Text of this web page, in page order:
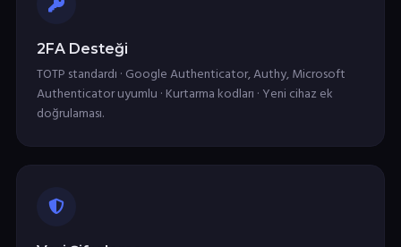
2FA Desteği
TOTP standardı · Google Authenticator, Authy, Microsoft
Authenticator uyumlu · Kurtarma kodları · Yeni cihaz ek
doğrulaması.